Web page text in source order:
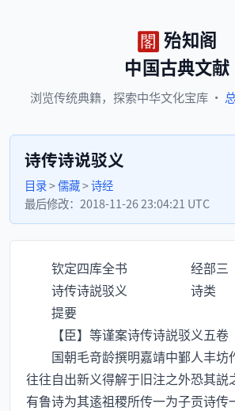
殆知阁
中国古典文献
浏览传统典籍， 探索中华文化宝库 ·
诗传诗说驳义
目录>儒藏>诗经
最后修改： 2018-11-26 23:04:21 UTC
钦定四库全书 经部三
诗传诗説驳义 诗类
提要
【臣】等谨案诗传诗説驳义五卷
国朝毛竒龄撰明嘉靖中鄞人丰坊
往往自出新义得解于旧注之外恐其説
有鲁诗为其逺祖稷所传一为子贡诗传